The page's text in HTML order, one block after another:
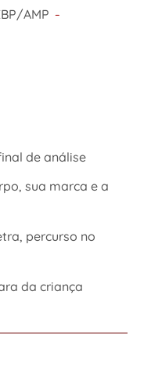
AMP –
de análise
sua marca e a
percurso no
da criança